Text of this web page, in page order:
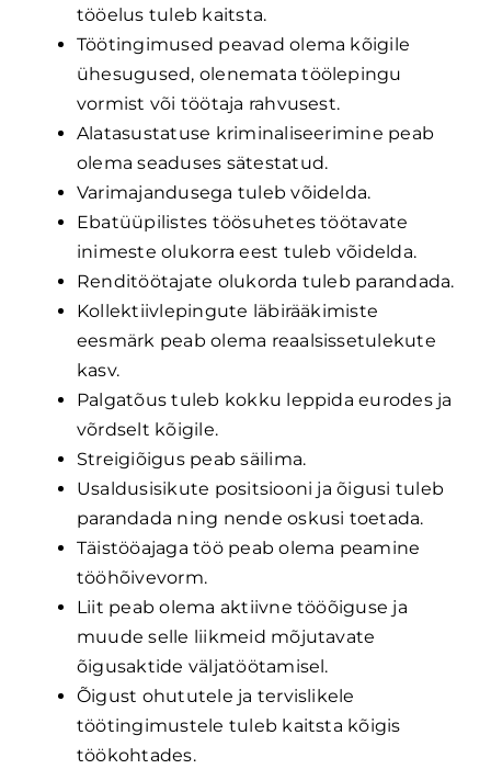
tööelus tuleb kaitsta.
Töötingimused peavad olema kõigile
ühesugused, olenemata töölepingu
vormist või töötaja rahvusest.
Alatasustatuse kriminaliseerimine peab
olema seaduses sätestatud.
Varimajandusega tuleb võidelda.
Ebatüüpilistes töösuhetes töötavate
inimeste olukorra eest tuleb võidelda.
Renditöötajate olukorda tuleb parandada.
Kollektiivlepingute läbirääkimiste
eesmärk peab olema reaalsissetulekute
kasv.
Palgatõus tuleb kokku leppida eurodes ja
võrdselt kõigile.
Streigiõigus peab säilima.
Usaldusisikute positsiooni ja õigusi tuleb
parandada ning nende oskusi toetada.
Täistööajaga töö peab olema peamine
tööhõivevorm.
Liit peab olema aktiivne tööõiguse ja
muude selle liikmeid mõjutavate
õigusaktide väljatöötamisel.
Õigust ohututele ja tervislikele
töötingimustele tuleb kaitsta kõigis
töökohtades.